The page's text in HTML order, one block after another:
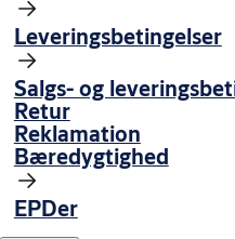
Leveringsbetingelser
Salgs- og
Retur
Reklamation
Bæredygtighed
EPDer